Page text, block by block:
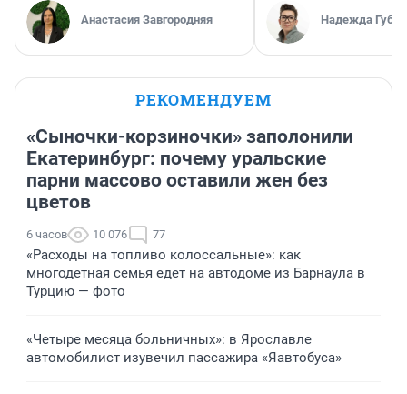
Анастасия Завгородняя Надежда
РЕКОМЕНДУЕМ
«Сыночки-корзиночки» заполонили
Екатеринбург: почему уральские
парни массово оставили жен без
цветов
6 часов 10 076 77
«Расходы на топливо колоссальные»: как
многодетная семья едет на автодоме из Барнаула в
Турцию — фото
«Четыре месяца больничных»: в Ярославле
автомобилист изувечил пассажира «Яавтобуса»